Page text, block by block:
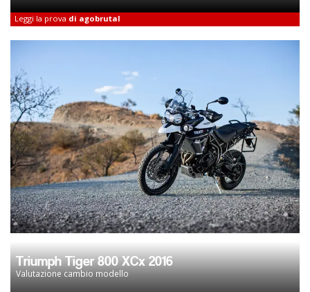
Leggi la prova di agobrutal
Triumph Tiger 800 XCx 2016
Valutazione cambio modello